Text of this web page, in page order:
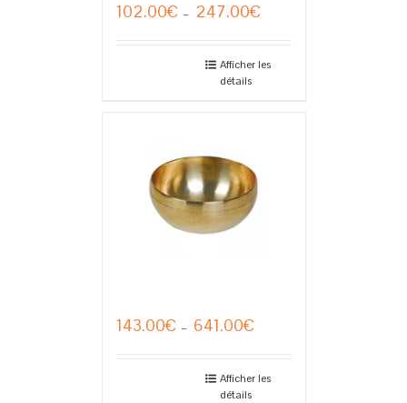
102.00€ – 247.00€Plage
102.00€
Afficher les
détails
143.00€ – 641.00€Plage
143.00€
Afficher les
détails